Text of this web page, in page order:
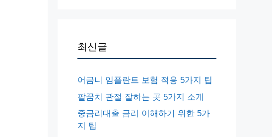
최신글
어금니 임플란트 보험 적용 5가지 팁
팔꿈치 관절 잘하는 곳 5가지 소개
중금리대출 금리 이해하기 위한 5가
지 팁